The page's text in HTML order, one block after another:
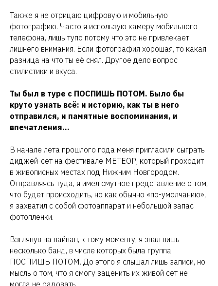
Также я не отрицаю цифровую и мобильную
фотографию. Часто я использую камеру мобильного
телефона, лишь тупо потому что это не привлекает
лишнего внимания. Если фотография хорошая, то какая
разница на что ты её снял. Другое дело вопрос
стилистики и вкуса.
Ты был в туре с ПОСПИШЬ ПОТОМ. Было бы
круто узнать всё: и историю, как ты в него
отправился, и памятные воспоминания, и
впечатления…
В начале лета прошлого года меня пригласили сыграть
диджей-сет на фестивале МЕТЕОР, который проходит
в живописных местах под Нижним Новгородом.
Отправляясь туда, я имел смутное представление о том,
что будет происходить, но как обычно «по-умолчанию»,
я захватил с собой фотоаппарат и небольшой запас
фотопленки.
Взглянув на лайнап, к тому моменту, я знал лишь
несколько банд, в числе которых была группа
ПОСПИШЬ ПОТОМ. До этого я слышал лишь записи, но
мысль о том, что я смогу заценить их живой сет не
могла не радовать.